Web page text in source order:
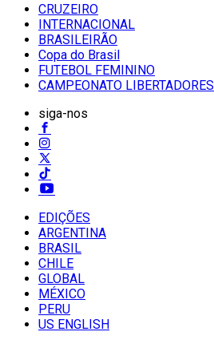
CRUZEIRO
INTERNACIONAL
BRASILEIRÃO
Copa do Brasil
FUTEBOL FEMININO
CAMPEONATO LIBERTADORES
siga-nos
EDIÇÕES
ARGENTINA
BRASIL
CHILE
GLOBAL
MÉXICO
PERU
US ENGLISH